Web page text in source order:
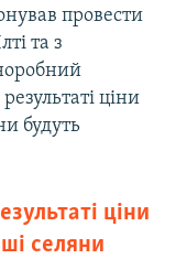
провести
та з
ціни
будуть
ціни
селяни